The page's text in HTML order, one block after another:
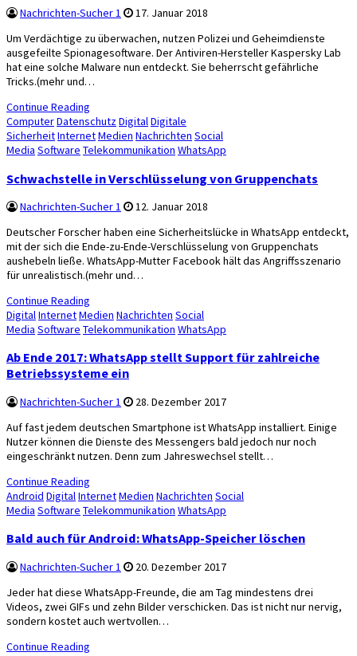
Nachrichten-Sucher 1
17. Januar 2018
Um Verdächtige zu überwachen, nutzen Polizei und Geheimdienste
ausgefeilte Spionagesoftware. Der Antiviren-Hersteller Kaspersky Lab
hat eine solche Malware nun entdeckt. Sie beherrscht gefährliche
Tricks.(mehr und…
Continue Reading
Posted
in
ComputerDatenschutzDigitalDigitale
SicherheitInternetMedien Nachrichten Social
Media Software Telekommunikation WhatsApp
Schwachstelle in Verschlüsselung von Gruppenchats
Nachrichten-Sucher 1
12. Januar 2018
Deutscher Forscher haben eine Sicherheitslücke in WhatsApp entdeckt,
mit der sich die Ende-zu-Ende-Verschlüsselung von Gruppenchats
aushebeln ließe. WhatsApp-Mutter Facebook hält das Angriffsszenario
für unrealistisch.(mehr und…
Continue Reading
Posted
in
DigitalInternetMedien Nachrichten Social
Media Software Telekommunikation WhatsApp
Ab Ende 2017: WhatsApp stellt Support für zahlreiche
Betriebssysteme ein
Nachrichten-Sucher 1
28. Dezember 2017
Auf fast jedem deutschen Smartphone ist WhatsApp installiert. Einige
Nutzer können die Dienste des Messengers bald jedoch nur noch
eingeschränkt nutzen. Denn zum Jahreswechsel stellt…
Continue Reading
Posted
in
Android DigitalInternetMedien Nachrichten Social
Media Software Telekommunikation WhatsApp
Bald auch für Android: WhatsApp-Speicher löschen
Nachrichten-Sucher 1
20. Dezember 2017
Jeder hat diese WhatsApp-Freunde, die am Tag mindestens drei
Videos, zwei GIFs und zehn Bilder verschicken. Das ist nicht nur nervig,
sondern kostet auch wertvollen…
Continue Reading